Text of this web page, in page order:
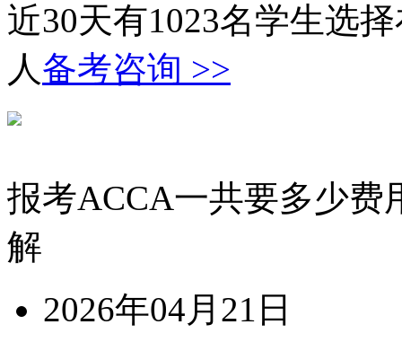
近30天有1023名学生选
人备考咨询 >>
报考ACCA一共要多少
解
2026年04月21日